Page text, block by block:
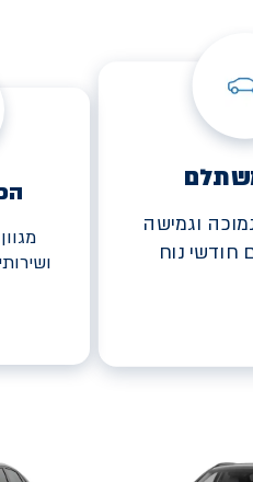
וגמישה
חודשי נוח